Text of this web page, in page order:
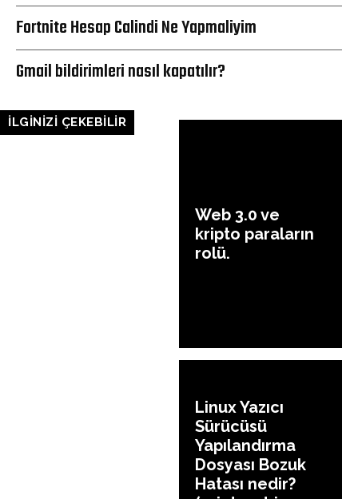
Fortnite Hesap Calindi Ne Yapmaliyim
Gmail bildirimleri nasıl kapatılır?
İLGİNİZİ ÇEKEBİLİR
Web 3.0 ve
kripto paraların
rolü.
Linux Yazıcı
Sürücüsü
Yapılandırma
Dosyası Bozuk
Hatası nedir?